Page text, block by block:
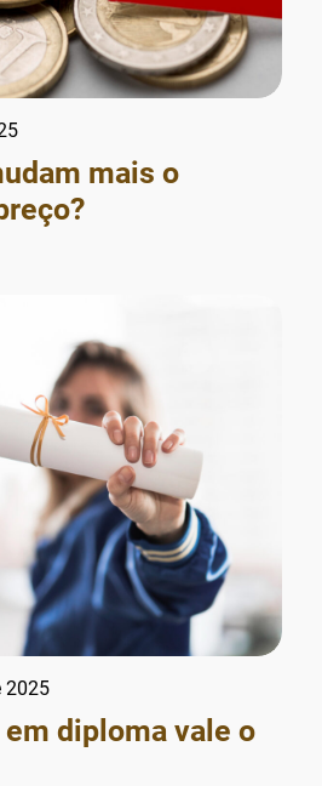
mais o
2025
diploma vale o